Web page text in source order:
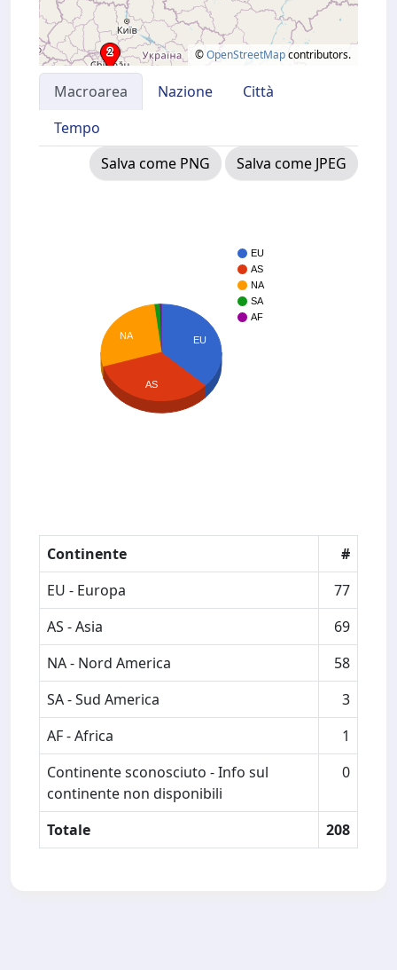
©OpenStreetMapcontributors.
Macroarea Nazione
Città
Tempo
Salva come PNG
Salva come JPEG
EU
AS
NA
SA
AF
EU
NA
AS
Continente
#
EU - Europa
77
AS - Asia
69
NA - Nord America
58
SA - Sud America
3
AF - Africa
1
Continente sconosciuto - Info sul
continente non disponibili
0
Totale 208